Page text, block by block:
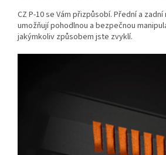
CZ P-10 se Vám přizpůsobí. Přední a
umožňují pohodlnou a bezpečnou
jakýmkoliv způsobem jste zvyklí.